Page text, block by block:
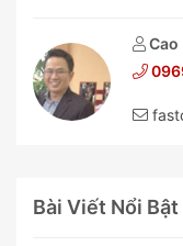
Cao
Bài Viết Nổi Bật